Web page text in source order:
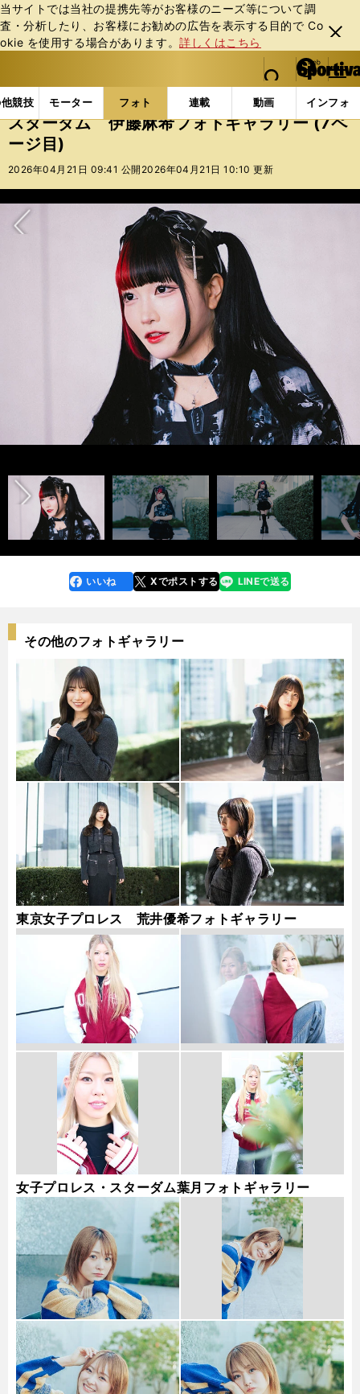
当サイトでは当社の提携先等がお客様のニーズ等について調
査・分析したり、お客様にお勧めの広告を表⽰する⽬的で Co
okie を使⽤する場合があります。詳しくはこちら
閉じ
る
web Sportiva (webスポルティーバ)
検索
マイペ
ー
ジ
メニュ
競技 モーター フォト 連載 動画 インフォ
b
ス
ポ
ル
バ
フォトギャラリー スターダム 伊藤麻希フォトギャラ
スターダム 伊藤麻希フォトギャラリー (7ペ
ージ目)
2026年04月21日 09:41 公開 2026年04月21日 10:10 更新
前へ
faceboo
k
いいね Xでポストする
line LINEで送る
その他のフォトギャラリー
東京女子プロレス 荒井優希フォトギャラリー
女子プロレス・スターダム葉月フォトギャラリー